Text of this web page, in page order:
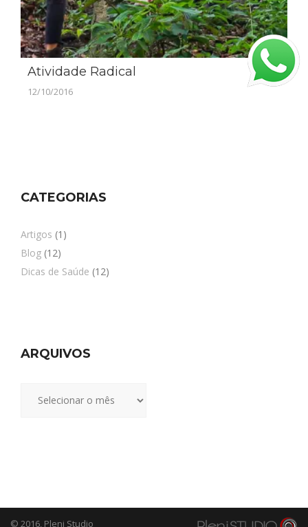
Atividade Radical
12/10/2016
CATEGORIAS
Artigos (1)
Blog (12)
Dicas de Saúde (12)
ARQUIVOS
© 2016, Pleni Studio